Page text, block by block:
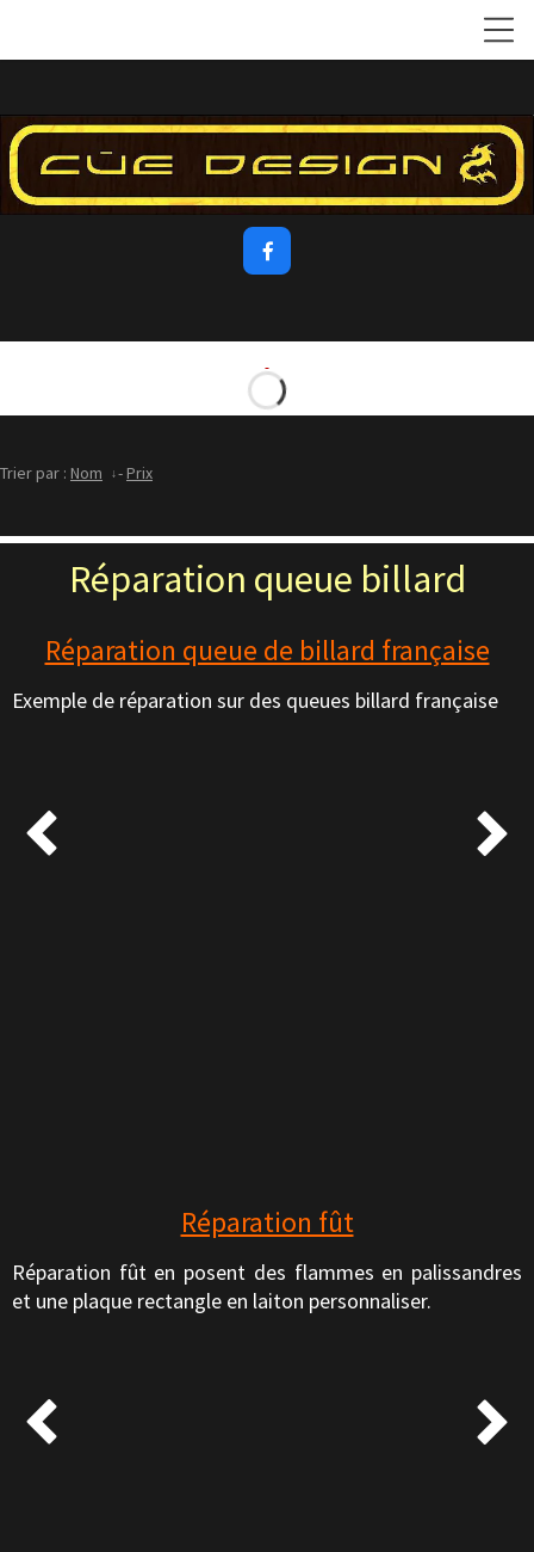

Trier par : Nom -Prix
Réparation queue billard
Réparation queue de billard française
Exemple de réparation sur des queues billard française
 
Réparation fût
Réparation fût en posent des flammes en palissandres
et une plaque rectangle en laiton personnaliser.
 